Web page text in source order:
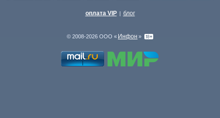
оплата VIP | блог
© 2008-2026 ООО « Инфон »